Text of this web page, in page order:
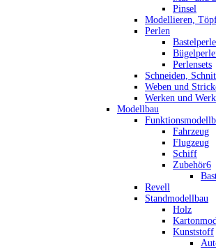
Pinsel
Modellieren,
Perlen
Perlensets
Schneiden,
Weben und
Werken und
Modellbau
Fahrzeug
Flugzeug
Schiff
Zubehör6
Revell
Standmodellbau
Holz
Kunststoff